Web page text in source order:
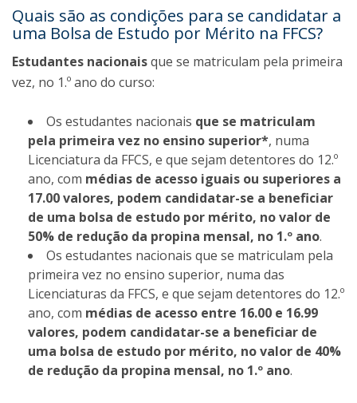
Quais são as condições para se candidatar a
uma Bolsa de Estudo por Mérito na FFCS?
Estudantes nacionaisque se matriculam pela primeira
vez, no 1.º ano do curso:
Os estudantes nacionais que se matriculam
pela primeira vez no ensino superior*, numa
Licenciatura da FFCS, e que sejam detentores do 12.º
ano, com médias de acesso iguais ou superiores a
17.00 valores, podem candidatar-se a beneficiar
de uma bolsa de estudo por mérito, no valor de
50% de redução da propina mensal, no 1.º ano.
Os estudantes nacionais que se matriculam pela
primeira vez no ensino superior, numa das
Licenciaturas da FFCS, e que sejam detentores do 12.º
ano, com médias de acesso entre 16.00 e 16.99
valores, podem candidatar-se a beneficiar de
uma bolsa de estudo por mérito, no valor de 40%
de redução da propina mensal, no 1.º ano.